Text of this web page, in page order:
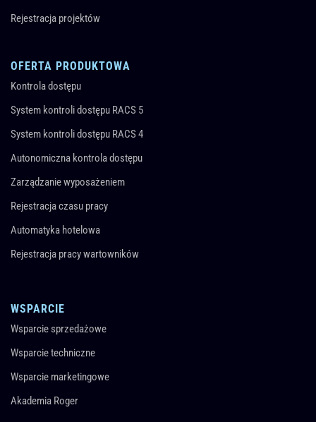
Rejestracja projektów
OFERTA PRODUKTOWA
Kontrola dostępu
System kontroli dostępu RACS 5
System kontroli dostępu RACS 4
Autonomiczna kontrola dostępu
Zarządzanie wyposażeniem
Rejestracja czasu pracy
Automatyka hotelowa
Rejestracja pracy wartowników
WSPARCIE
Wsparcie sprzedażowe
Wsparcie techniczne
Wsparcie marketingowe
Akademia Roger